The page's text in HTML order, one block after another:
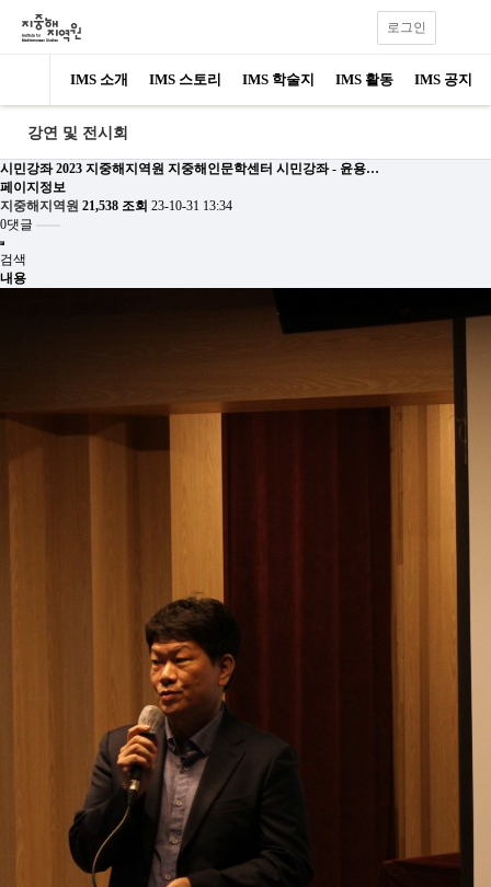
IMS 소개 IMS 스토리 IMS 학술지 IMS 활동 IMS 공지
로그인
강연 및 전시회
시민강좌 2023 지중해지역원 지중해인문학센터 시민강좌 - 윤용…
페이지정보
지중해지역원 21,538 조회 23-10-31 13:34
0댓글
검색
내용